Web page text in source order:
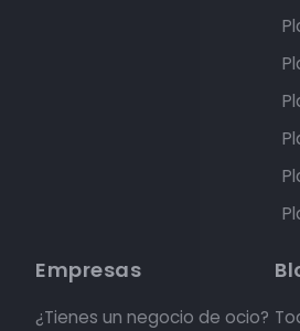
Empresas
¿Tienes un negocio de ocio?